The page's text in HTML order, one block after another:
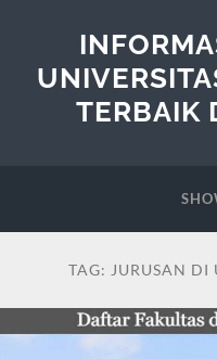
TERBAIK
TAG: JURUSAN DI